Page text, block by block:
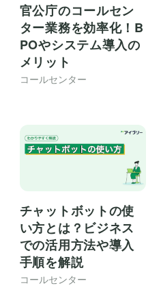
官公庁のコールセン
ター業務を効率化！B
POやシステム導入の
メリット
コールセンター
チャットボットの使
い方とは？ビジネス
での活用方法や導入
手順を解説
コールセンター